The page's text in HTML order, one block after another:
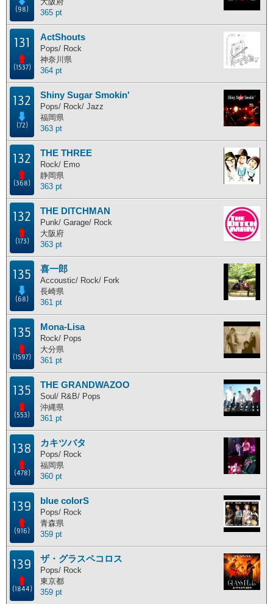
(98)
大阪府
365 pt
131
(1537)
ActShouts
Pops/ Rock
神奈川県
364 pt
132
(72)
Shiny Sugar Smokin'
Pops/ Rock/ Jazz
福岡県
363 pt
132
(368)
THE THREE
Rock/ Emo
静岡県
363 pt
132
(173)
THE DITCHMAN
Punk/ Garage/ Rock
大阪府
363 pt
135
(68)
喜一郎
Accoustic/ Rock/ Fork
長崎県
361 pt
135
(1597)
Mona-Lisa
Rock/ Pops
大分県
361 pt
135
(553)
THE GRANDWAZOO
Soul/ R&B/ Pops
沖縄県
361 pt
138
(478)
カキツバタ
Pops/ Rock
福岡県
360 pt
139
(916)
blue colorS
Pops/ Rock
青森県
359 pt
139
(1844)
ザ・グラスペコロス
Pops/ Rock
東京都
359 pt